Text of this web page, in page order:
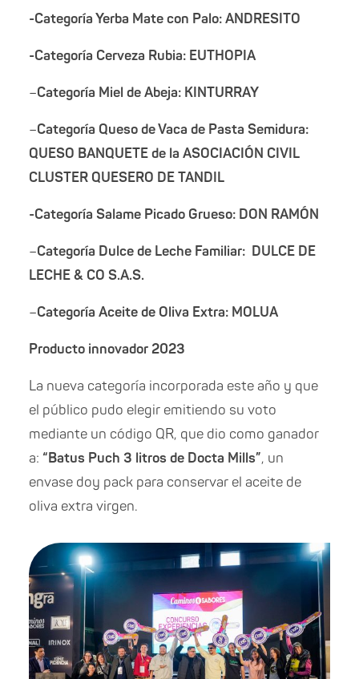
-Categoría Yerba Mate con Palo: ANDRESITO
-Categoría Cerveza Rubia: EUTHOPIA
–Categoría Miel de Abeja: KINTURRAY
–Categoría Queso de Vaca de Pasta Semidura:
QUESO BANQUETE de la ASOCIACIÓN CIVIL
CLUSTER QUESERO DE TANDIL
-Categoría Salame Picado Grueso: DON RAMÓN
–Categoría Dulce de Leche Familiar: DULCE DE
LECHE & CO S.A.S.
–Categoría Aceite de Oliva Extra: MOLUA
Producto innovador 2023
La nueva categoría incorporada este año y que
el público pudo elegir emitiendo su voto
mediante un código QR, que dio como ganador
a: “Batus Puch 3 litros de Docta Mills”, un
envase doy pack para conservar el aceite de
oliva extra virgen.